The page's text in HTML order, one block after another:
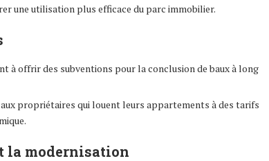
une utilisation plus efficace du parc immobilier.
à offrir des subventions pour la conclusion de baux à long
propriétaires qui louent leurs appartements à des tarifs
la modernisation